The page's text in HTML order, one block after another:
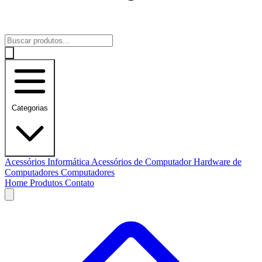
Categorias
Acessórios Informática Acessórios de ComputadorHardware de
Computadores Computadores
Home Produtos Contato